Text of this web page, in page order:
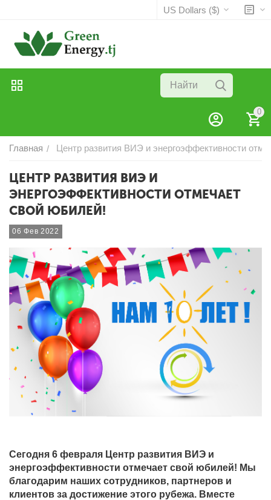
US Dollars ($)
0
Главная / Центр развития ВИЭ и энергоэффективности
ЦЕНТР РАЗВИТИЯ ВИЭ И
ЭНЕРГОЭФФЕКТИВНОСТИ ОТМЕЧАЕТ
СВОЙ ЮБИЛЕЙ!
06 Фев 2022
Cегодня 6 февраля Центр развития ВИЭ и
энергоэффективности отмечает свой юбилей! Мы
благодарим наших сотрудников, партнеров и
клиентов за достижение этого рубежа. Вместе